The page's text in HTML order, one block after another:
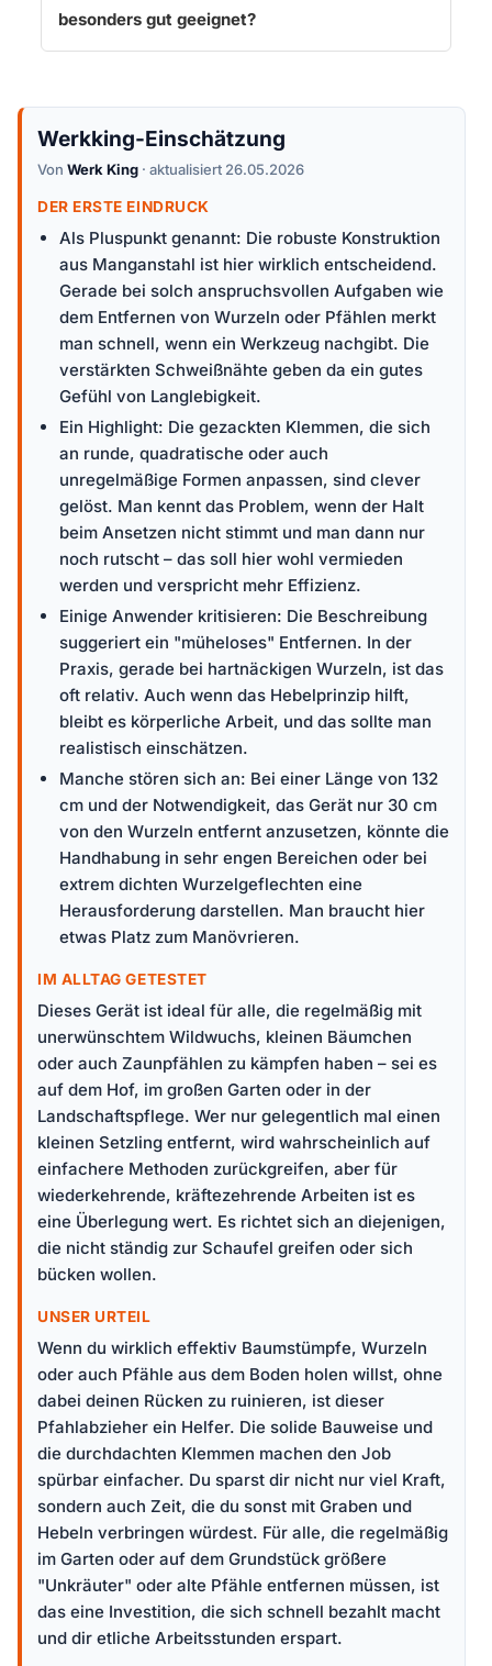
besonders gut geeignet?
Werkking-Einschätzung
Von Werk King · aktualisiert 26.05.2026
DER ERSTE EINDRUCK
Als Pluspunkt genannt: Die robuste Konstruktion
aus Manganstahl ist hier wirklich entscheidend.
Gerade bei solch anspruchsvollen Aufgaben wie
dem Entfernen von Wurzeln oder Pfählen merkt
man schnell, wenn ein Werkzeug nachgibt. Die
verstärkten Schweißnähte geben da ein gutes
Gefühl von Langlebigkeit.
Ein Highlight: Die gezackten Klemmen, die sich
an runde, quadratische oder auch
unregelmäßige Formen anpassen, sind clever
gelöst. Man kennt das Problem, wenn der Halt
beim Ansetzen nicht stimmt und man dann nur
noch rutscht – das soll hier wohl vermieden
werden und verspricht mehr Effizienz.
Einige Anwender kritisieren: Die Beschreibung
suggeriert ein "müheloses" Entfernen. In der
Praxis, gerade bei hartnäckigen Wurzeln, ist das
oft relativ. Auch wenn das Hebelprinzip hilft,
bleibt es körperliche Arbeit, und das sollte man
realistisch einschätzen.
Manche stören sich an: Bei einer Länge von 132
cm und der Notwendigkeit, das Gerät nur 30 cm
von den Wurzeln entfernt anzusetzen, könnte die
Handhabung in sehr engen Bereichen oder bei
extrem dichten Wurzelgeflechten eine
Herausforderung darstellen. Man braucht hier
etwas Platz zum Manövrieren.
IM ALLTAG GETESTET
Dieses Gerät ist ideal für alle, die regelmäßig mit
unerwünschtem Wildwuchs, kleinen Bäumchen
oder auch Zaunpfählen zu kämpfen haben – sei es
auf dem Hof, im großen Garten oder in der
Landschaftspflege. Wer nur gelegentlich mal einen
kleinen Setzling entfernt, wird wahrscheinlich auf
einfachere Methoden zurückgreifen, aber für
wiederkehrende, kräftezehrende Arbeiten ist es
eine Überlegung wert. Es richtet sich an diejenigen,
die nicht ständig zur Schaufel greifen oder sich
bücken wollen.
UNSER URTEIL
Wenn du wirklich effektiv Baumstümpfe, Wurzeln
oder auch Pfähle aus dem Boden holen willst, ohne
dabei deinen Rücken zu ruinieren, ist dieser
Pfahlabzieher ein Helfer. Die solide Bauweise und
die durchdachten Klemmen machen den Job
spürbar einfacher. Du sparst dir nicht nur viel Kraft,
sondern auch Zeit, die du sonst mit Graben und
Hebeln verbringen würdest. Für alle, die regelmäßig
im Garten oder auf dem Grundstück größere
"Unkräuter" oder alte Pfähle entfernen müssen, ist
das eine Investition, die sich schnell bezahlt macht
und dir etliche Arbeitsstunden erspart.